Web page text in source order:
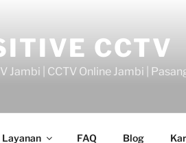
CCTV
Jambi | CCTV Online Jambi |
Layanan FAQ Blog